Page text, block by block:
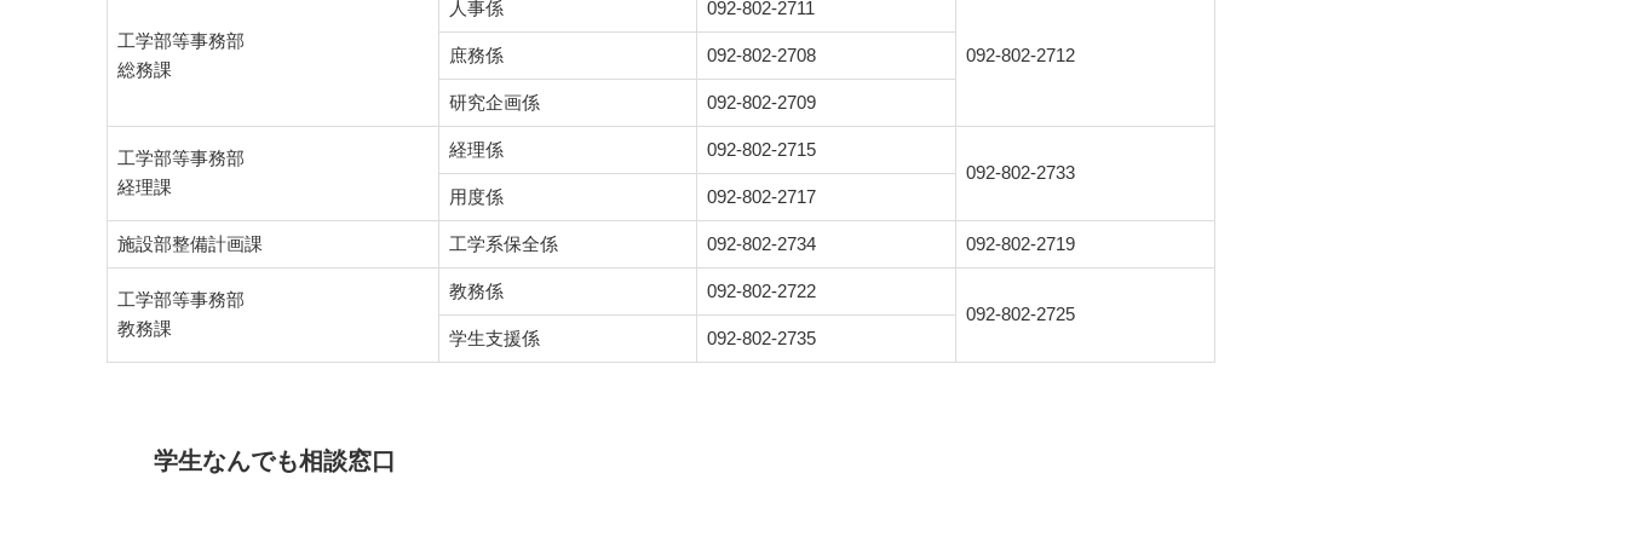
工学部等事務部
総務課
人事係 092-802-2711
092-802-2712
庶務係 092-802-2708
研究企画係 092-802-2709
工学部等事務部
経理課
経理係
092-802-2715
092-802-2733
用度係
092-802-2717
施設部整備計画課 工学系保全係 092-802-2734 092-802-2719
工学部等事務部
教務課
教務係
092-802-2722
092-802-2725
学生支援係
092-802-2735
学生なんでも相談窓口